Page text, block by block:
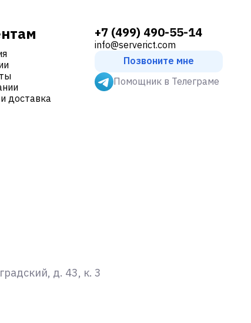
доставка
+7 (499) 490-55-14
info@serverict.com
Позвоните мне
Помощник в Телеграме
д. 43, к. 3